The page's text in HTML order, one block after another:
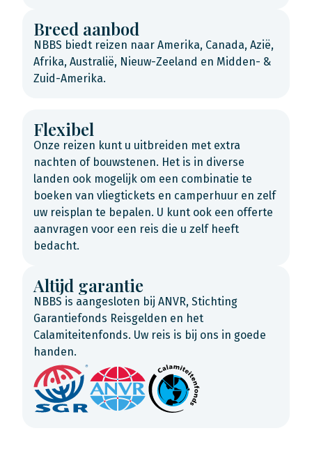
Breed aanbod
NBBS biedt reizen naar Amerika, Canada, Azië,
Afrika, Australië, Nieuw-Zeeland en Midden- &
Zuid-Amerika.
Flexibel
Onze reizen kunt u uitbreiden met extra
nachten of bouwstenen. Het is in diverse
landen ook mogelijk om een combinatie te
boeken van vliegtickets en camperhuur en zelf
uw reisplan te bepalen. U kunt ook een offerte
aanvragen voor een reis die u zelf heeft
bedacht.
Altijd garantie
NBBS is aangesloten bij ANVR, Stichting
Garantiefonds Reisgelden en het
Calamiteitenfonds. Uw reis is bij ons in goede
handen.